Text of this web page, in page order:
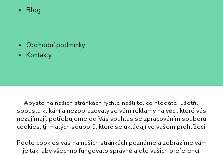
Blog
Obchodní podmínky
Kontakty
Duhový Ateliér Kroměříž
+420 734 258 002
duhovyatelier@email.cz
Abyste na našich stránkách rychle našli to, co hledáte, ušetřili
spoustu klikání a nezobrazovaly se vám reklamy na věci, které vás
nezajímají, potřebujeme od Vás souhlas se zpracováním souborů
cookies, tj. malých souborů, které se ukládají ve vašem prohlížeči.
Podle cookies vás na našich stránkách poznáme a zobrazíme vám
je tak, aby všechno fungovalo správně a dle vašich preferencí.